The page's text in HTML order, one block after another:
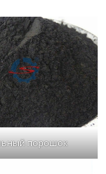
порошок